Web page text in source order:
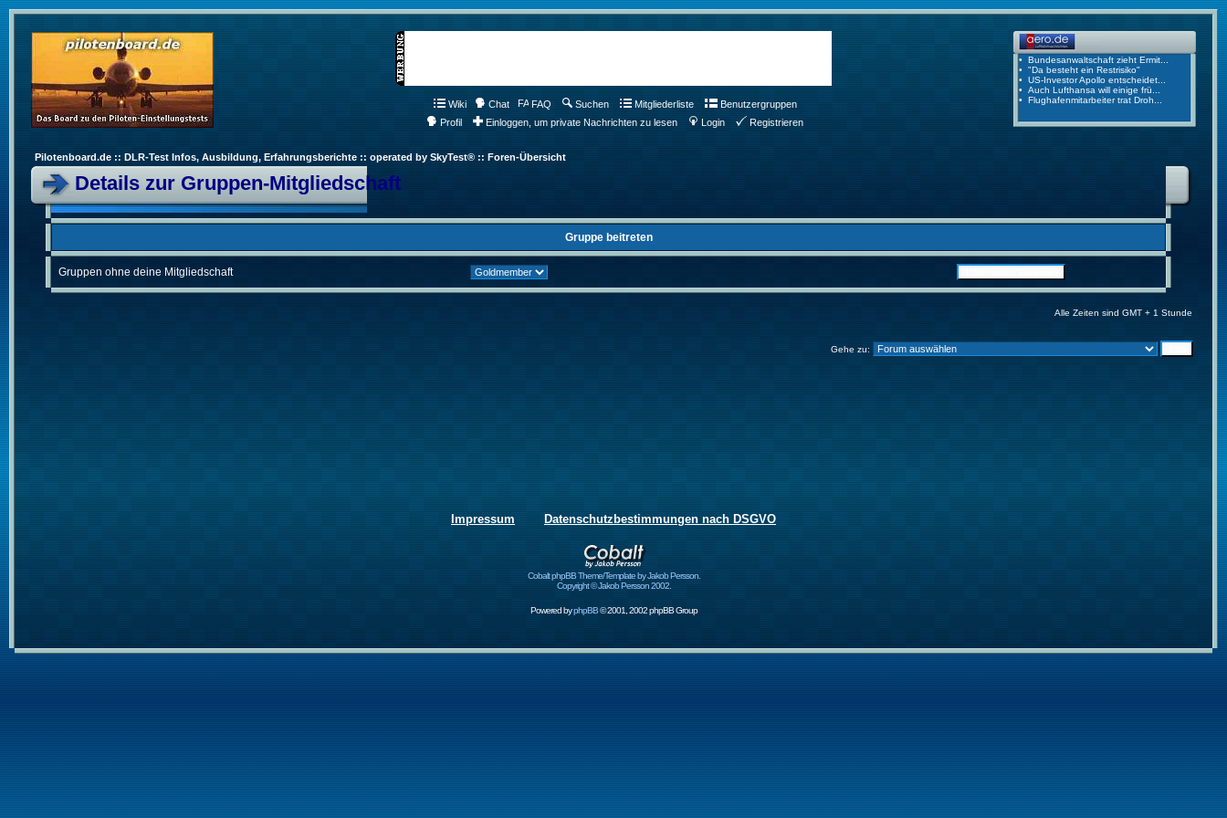
Wiki Chat FAQ Suchen Mitgliederliste
Benutzergruppen
Profil
Einloggen, um private Nachrichten zu lesen Login Registrieren
Pilotenboard.de :: DLR-Test Infos, Ausbildung, Erfahrungsberichte :: operated by SkyTest® :: Foren-Übersicht
Details zur Gruppen-Mitgliedschaft
Gruppe beitreten
Gruppen ohne deine Mitgliedschaft
Alle Zeiten sind GMT + 1 Stunde
Gehe zu:
Impressum Datenschutzbestimmungen nach DSGVO
Cobalt phpBB Theme/Template by Jakob Persson.
Copyright © Jakob Persson 2002.
Powered byphpBB© 2001, 2002 phpBB Group